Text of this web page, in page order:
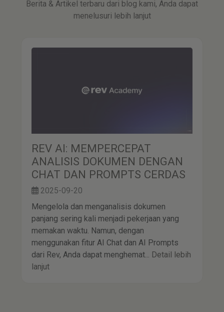
Berita & Artikel terbaru dari blog kami, Anda dapat
menelusuri lebih lanjut
REV AI: MEMPERCEPAT
ANALISIS DOKUMEN DENGAN
CHAT DAN PROMPTS CERDAS
2025-09-20
Mengelola dan menganalisis dokumen
panjang sering kali menjadi pekerjaan yang
memakan waktu. Namun, dengan
menggunakan fitur AI Chat dan AI Prompts
dari Rev, Anda dapat menghemat...
Detail lebih
lanjut